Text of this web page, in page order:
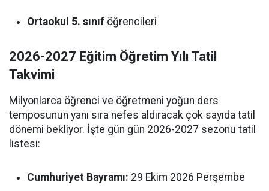
Ortaokul 5. sınıf öğrencileri
2026-2027 Eğitim Öğretim Yılı Tatil
Takvimi
Milyonlarca öğrenci ve öğretmeni yoğun ders
temposunun yanı sıra nefes aldıracak çok sayıda tatil
dönemi bekliyor. İşte gün gün 2026-2027 sezonu tatil
listesi:
Cumhuriyet Bayramı: 29 Ekim 2026 Perşembe